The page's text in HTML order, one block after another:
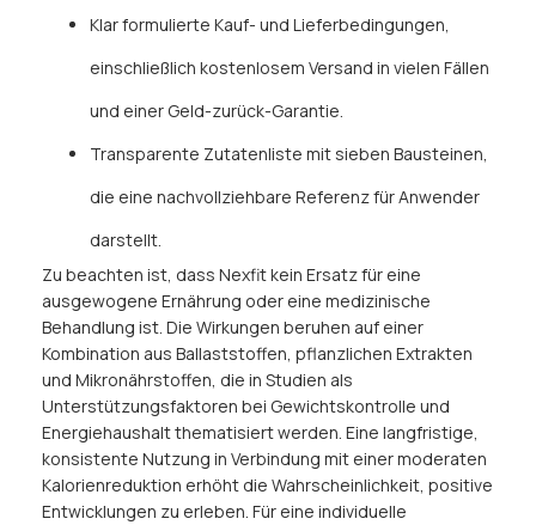
Klar formulierte Kauf- und Lieferbedingungen,
einschließlich kostenlosem Versand in vielen Fällen
und einer Geld-zurück-Garantie.
Transparente Zutatenliste mit sieben Bausteinen,
die eine nachvollziehbare Referenz für Anwender
darstellt.
Zu beachten ist, dass Nexfit kein Ersatz für eine
ausgewogene Ernährung oder eine medizinische
Behandlung ist. Die Wirkungen beruhen auf einer
Kombination aus Ballaststoffen, pflanzlichen Extrakten
und Mikronährstoffen, die in Studien als
Unterstützungsfaktoren bei Gewichtskontrolle und
Energiehaushalt thematisiert werden. Eine langfristige,
konsistente Nutzung in Verbindung mit einer moderaten
Kalorienreduktion erhöht die Wahrscheinlichkeit, positive
Entwicklungen zu erleben. Für eine individuelle